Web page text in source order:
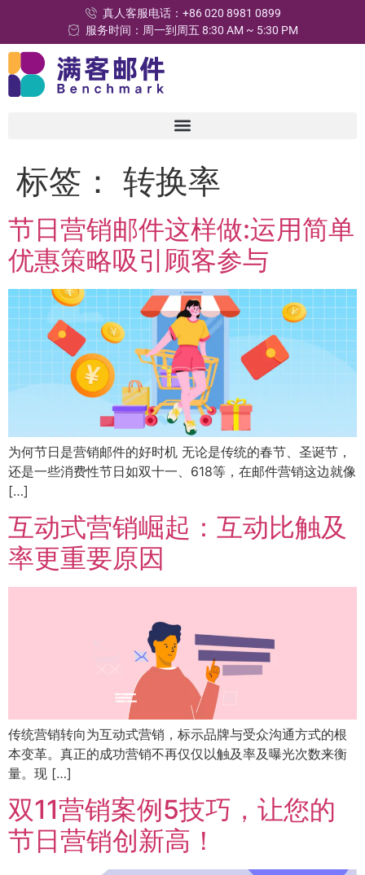
真人客服电话：+86 020 8981 0899
服务时间：周一到周五 8:30 AM ~ 5:30 PM
标签： 转换率
节日营销邮件这样做:运用简单
优惠策略吸引顾客参与
为何节日是营销邮件的好时机 无论是传统的春节、圣诞节，
还是一些消费性节日如双十一、618等，在邮件营销这边就像
[…]
互动式营销崛起：互动比触及
率更重要原因
传统营销转向为互动式营销，标示品牌与受众沟通方式的根
本变革。真正的成功营销不再仅仅以触及率及曝光次数来衡
量。现 […]
双11营销案例5技巧，让您的
节日营销创新高！